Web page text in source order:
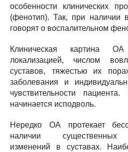
особенности клинических
(фенотип). Так, при наличии
говорят о воспалительном
Клиническая картина
локализацией, числом
суставов, тяжестью их
заболевания и
чувствительности
начинается исподволь.
Нередко ОА протекает
наличии существенных
изменений в суставах.